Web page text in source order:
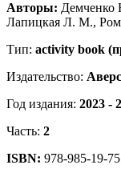
Авторы: Демченко
Лапицкая Л. М.,
Тип: activity book
Издательство:
Год издания: 2023 -
Часть: 2
ISBN: 978-985-19-